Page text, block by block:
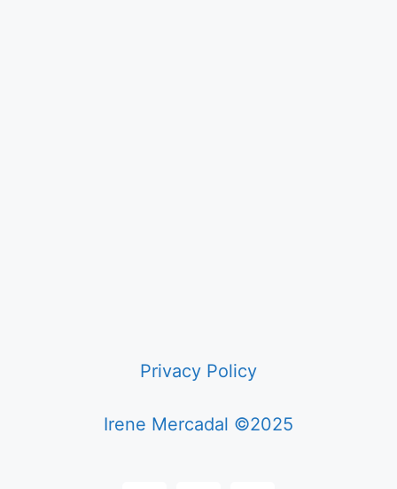
Privacy Policy
Irene Mercadal ©2025